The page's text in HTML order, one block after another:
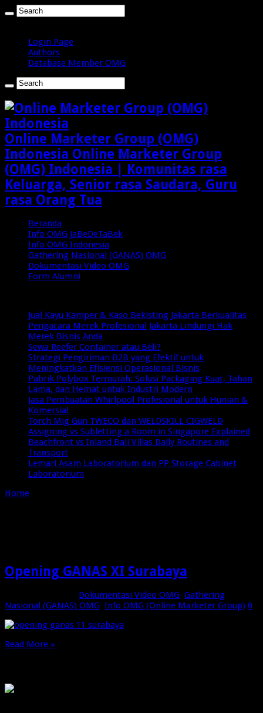
Login Page
Authors
Database Member OMG
Online Marketer Group (OMG)
Indonesia Online Marketer Group
(OMG) Indonesia | Komunitas rasa
Keluarga, Senior rasa Saudara, Guru
rasa Orang Tua
Beranda
Info OMG JaBeDeTaBek
Info OMG Indonesia
Gathering Nasional (GANAS) OMG
Dokumentasi Video OMG
Form Alumni
Jual Kayu Kamper & Kaso Bekisting Jakarta Berkualitas
Pengacara Merek Profesional Jakarta Lindungi Hak
Merek Bisnis Anda
Sewa Reefer Container atau Beli?
Strategi Pengiriman B2B yang Efektif untuk
Meningkatkan Efisiensi Operasional Bisnis
Pabrik Polybox Termurah: Solusi Packaging Kuat, Tahan
Lama, dan Hemat untuk Industri Modern
Jasa Pembuatan Whirlpool Profesional untuk Hunian &
Komersial
Torch Mig Gun TWECO dan WELDSKILL CIGWELD
Assigning vs Subletting a Room in Singapore Explained
Beachfront vs Inland Bali Villas Daily Routines and
Transport
Lemari Asam Laboratorium dan PP Storage Cabinet
Laboratorium
Home
Opening GANAS XI Surabaya
Dokumentasi Video OMG Gathering
Nasional (GANAS) OMG Info OMG (Online Marketer Group) 0
Read More »